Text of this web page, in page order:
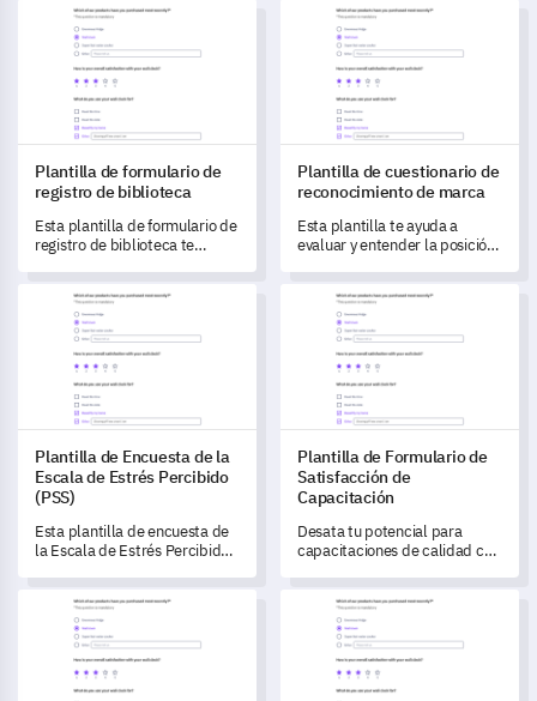
marca de tus clientes,
generando ideas para mejorar
la satisfacción del usuario.
trabajo y la efectividad del
liderazgo.
Plantilla de formulario de registro de biblioteca
Plantilla de formulario de
registro de biblioteca
Esta plantilla de formulario de
registro de biblioteca te
esencial y entender las
preferencias de tus miembros
de manera efectiva.
Plantilla de cuestionario de
Plantilla de cuestionario de
reconocimiento de marca
Esta plantilla te ayuda a
evaluar y entender la posición
Plantilla de Encuesta de la Escala de Estrés Percibido (PSS)
Plantilla de Encuesta de la
Escala de Estrés Percibido
(PSS)
Esta plantilla de encuesta de
la Escala de Estrés Percibido
e impacto del estrés en los
individuos.
Plantilla de Formulario de
Plantilla de Formulario de
Satisfacción de
Capacitación
Desata tu potencial para
capacitaciones de calidad con
Formulario de Satisfacción del
Entrenamiento diseñada para
evaluar las capacitaciones.
Plantilla de encuesta de marca Plantilla de formulario de